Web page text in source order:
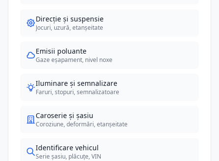
Direcție și suspensie
Jocuri, uzură, etanșeitate
Emisii poluante
Gaze eșapament, nivel noxe
Iluminare și semnalizare
Faruri, stopuri, semnalizatoare
Caroserie și șasiu
Coroziune, deformări, etanșeitate
Identificare vehicul
Serie șasiu, plăcuțe, VIN